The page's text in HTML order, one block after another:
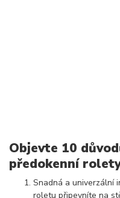
Objevte 10
předokenní
Snadná a univerzální
roletu připevníte na